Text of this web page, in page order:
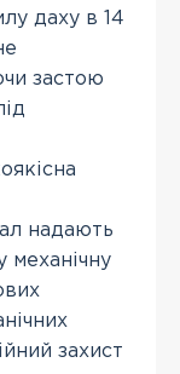
даху в 14
застою
надають
механічну
захист